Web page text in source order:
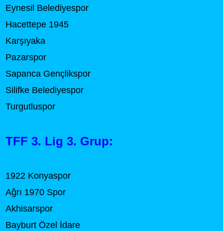
Eynesil Belediyespor
Hacettepe 1945
Karşıyaka
Pazarspor
Sapanca Gençlikspor
Silifke Belediyespor
Turgutluspor
TFF 3. Lig 3. Grup:
1922 Konyaspor
Ağrı 1970 Spor
Akhisarspor
Bayburt Özel İdare